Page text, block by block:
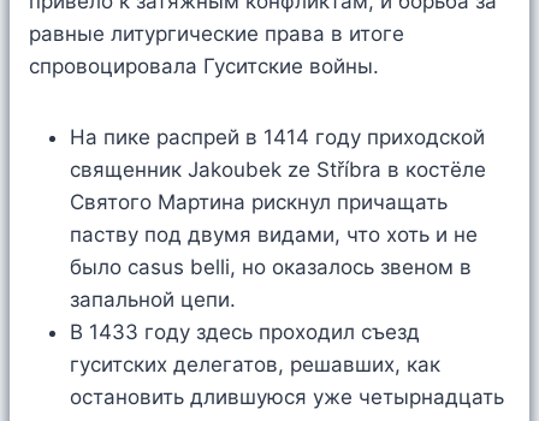
равные литургические права в итоге
спровоцировала Гуситские войны.
На пике распрей в 1414 году приходской
священник Jakoubek ze Stříbra в костёле
Святого Мартина рискнул причащать
паству под двумя видами, что хоть и не
было casus belli, но оказалось звеном в
запальной цепи.
В 1433 году здесь проходил съезд
гуситских делегатов, решавших, как
остановить длившуюся уже четырнадцать